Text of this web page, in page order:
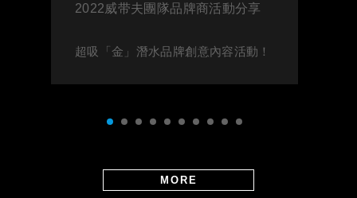
2022威带夫團隊品牌商活動分享
超吸「金」潛水品牌創意內容活動！
MORE